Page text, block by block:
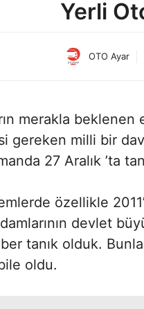
Yerli
OTO Ayar
merakla
gereken milli bir
27 Aralık ’ta
özellikle
devlet
tanık olduk.
oldu.